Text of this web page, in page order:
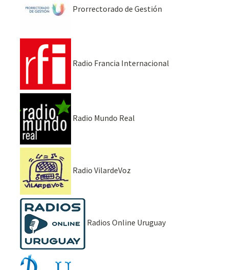
Prorrectorado de Gestión
Radio Francia Internacional
Radio Mundo Real
Radio VilardeVoz
Radios Online Uruguay